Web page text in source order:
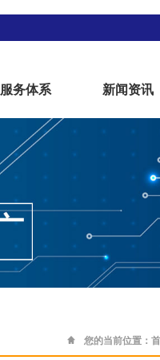
服务体系 新闻资讯
您的当前位置：